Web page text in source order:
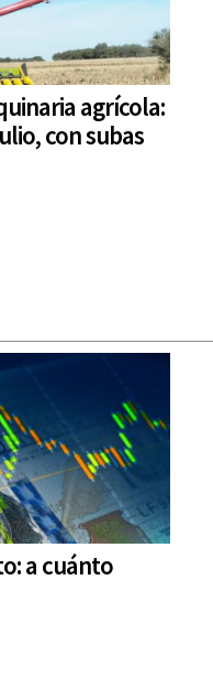
agrícola:
con subas
a cuánto